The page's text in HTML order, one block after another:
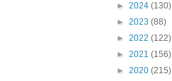
► 2024 (130)
► 2023 (88)
► 2022 (122)
► 2021 (156)
► 2020 (215)